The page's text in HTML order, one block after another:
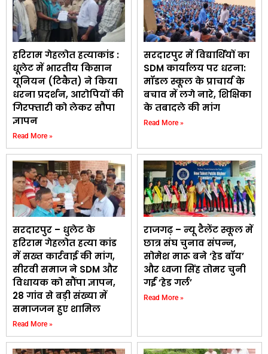
हरिराम गेहलोत हत्याकांड :
धूलेट में भारतीय किसान
यूनियन (टिकैत) ने किया
धरना प्रदर्शन, आरोपियों की
गिरफ्तारी को लेकर सौपा
ज्ञापन
Read More »
सरदारपुर में विद्यार्थियों का
SDM कार्यालय पर धरना:
मॉडल स्कूल के प्राचार्य के
बचाव में लगे नारे, शिक्षिका
के तबादले की मांग
Read More »
सरदारपुर – धुलेट के
हरिराम गेहलोत हत्या कांड
में सख्त कार्रवाई की मांग,
सीरवी समाज ने SDM और
विधायक को सौंपा ज्ञापन,
28 गांव से बड़ी संख्या में
समाजजन हुए शामिल
Read More »
राजगढ़ – न्यू टैलेंट स्कूल में
छात्र संघ चुनाव संपन्न,
सोमेश मारू बने ‘हेड बॉय’
और ध्वजा सिंह तोमर चुनी
गईं ‘हेड गर्ल’
Read More »